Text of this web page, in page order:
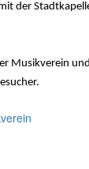
der
Musikverein